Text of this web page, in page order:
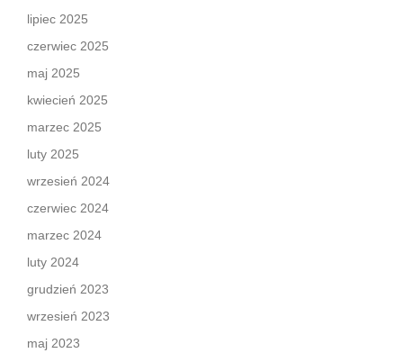
lipiec 2025
czerwiec 2025
maj 2025
kwiecień 2025
marzec 2025
luty 2025
wrzesień 2024
czerwiec 2024
marzec 2024
luty 2024
grudzień 2023
wrzesień 2023
maj 2023